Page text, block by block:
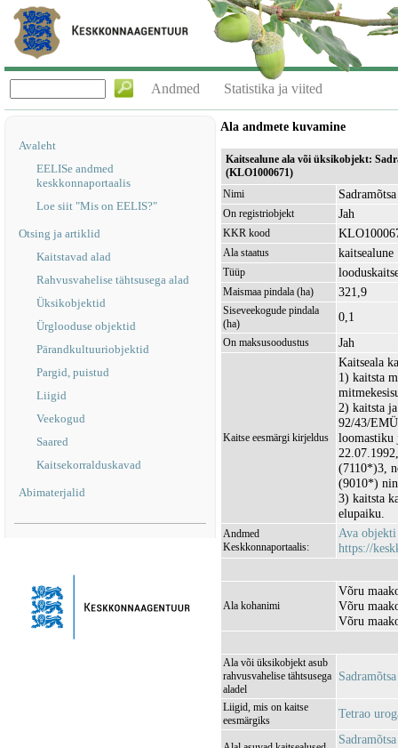
Andmed Statistika ja viited
Avaleht
EELISe andmed
keskkonnaportaalis
Loe siit "Mis on EELIS?"
Otsing ja artiklid
Kaitstavad alad
Rahvusvahelise tähtsusega alad
Üksikobjektid
Ürglooduse objektid
Pärandkultuuriobjektid
Pargid, puistud
Liigid
Veekogud
Saared
Kaitsekorralduskavad
Abimaterjalid
Ala andmete kuvamine
Kaitsealune ala või üksikobjekt:
(KLO1000671)
Nimi
On registriobjekt Jah
KKR kood
Ala staatus kaitsealune
Tüüp
Maismaa pindala (ha) 321,9
Siseveekogude pindala
(ha)
0,1
On maksusoodustus Jah
Kaitse eesmärgi kirjeldus
Kaitseala
1) kaitsta
2) kaitsta
92/43/
loomastiku
(7110*)3,
(9010*)
3) kaitsta
elupaiku.
Andmed
Keskkonnaportaalis:
Ava objekti
https://
Ala kohanimi
Võru
Võru
Võru
Ala või üksikobjekt asub
rahvusvahelise tähtsusega
aladel
Liigid, mis on kaitse
eesmärgiks
Tetrao